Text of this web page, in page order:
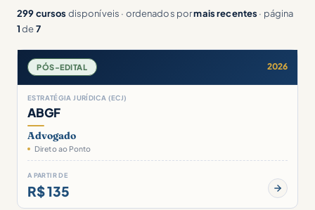
299 cursos disponíveis · ordenados pormais recentes · página
1de7
PÓS-EDITAL 2026
ESTRATÉGIA JURÍDICA (ECJ)
ABGF
Advogado
Direto ao Ponto
A PARTIR DE
R$ 135